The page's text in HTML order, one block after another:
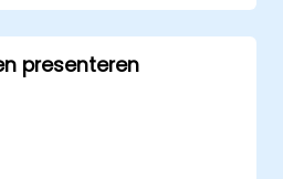
te maken die de
en verbeteren.
publiek op te bouwen
product of dienst
presenteren